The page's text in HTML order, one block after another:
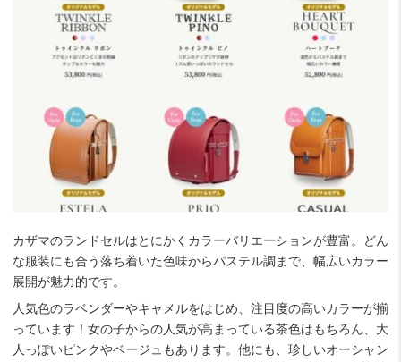
カザマのランドセルはとにかくカラーバリエーションが豊富。どん
な服装にも合う落ち着いた色味からパステル調まで、幅広いカラー
展開が魅力的です。
人気色のラベンダーやキャメルをはじめ、注目度の高いカラーが揃
っています！女の子からの人気が高まっている茶色はもちろん、大
人っぽいピンクやベージュもあります。他にも、珍しいオーシャン